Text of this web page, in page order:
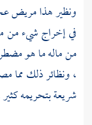
ونظير هذا مريض
في إخراج شيء من
من ماله ما هو
، ونظائر ذلك مما
شريعة بتحريمه